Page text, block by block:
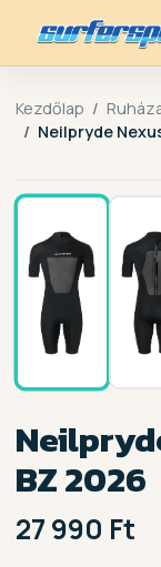
Kezdőlap
Neilpryde
BZ 2026
27 990 Ft